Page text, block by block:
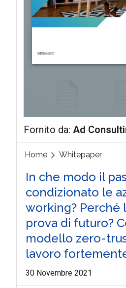
Fornito da: Ad
Home Whitepaper
In che modo il
condizionato le
working? Perché
prova di futuro?
modello zero-
lavoro
30 Novembre 2021